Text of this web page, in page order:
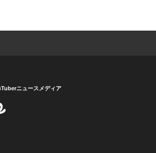
ニュースメディア